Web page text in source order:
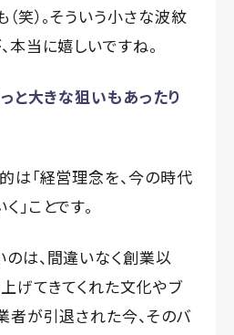
笑）。そういう小さな波紋
本当に嬉しいですね。
と大きな狙いもあったり
は「経営理念を、今の時代
」ことです。
は、間違いなく創業以
げてきてくれた文化やブ
者が引退された今、そのバ